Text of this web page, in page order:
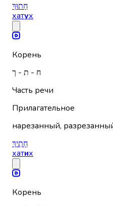
חָתוּךְ
хатух
Корень
ח - ת - ך
Часть речи
Прилагательное
нарезанный,
חָתִיךְ
хатих
Корень